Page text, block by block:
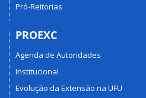
Pró-Reitorias
PROEXC
Agenda de Autoridades
Institucional
Evolução da Extensão na UFU